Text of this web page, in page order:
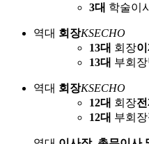
3대 학술이
역대 회장KSECHO
13대 회장
13대 부회장
역대 회장KSECHO
12대 회장
12대 부회장